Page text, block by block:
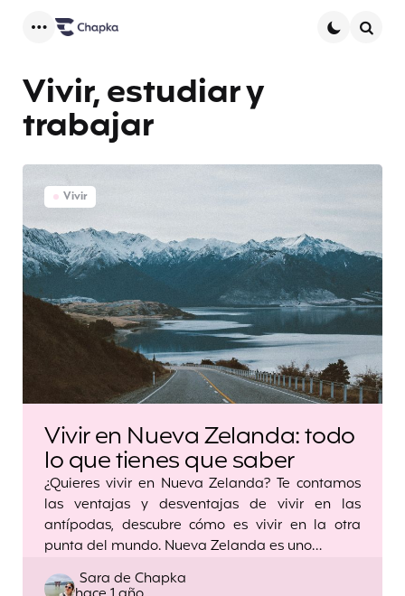
Vivir, estudiar y
trabajar
Vivir
Vivir en Nueva Zelanda: todo
lo que tienes que saber
¿Quieres vivir en Nueva Zelanda? Te contamos
las ventajas y desventajas de vivir en las
antípodas, descubre cómo es vivir en la otra
punta del mundo. Nueva Zelanda es uno…
Posted
Sara de Chapka